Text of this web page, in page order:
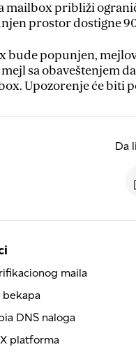
mailbox približi
prostor dostigne
bude popunjen,
sa obaveštenjem
Upozorenje će biti
Da
maila
bekapa
DNS naloga
platforma